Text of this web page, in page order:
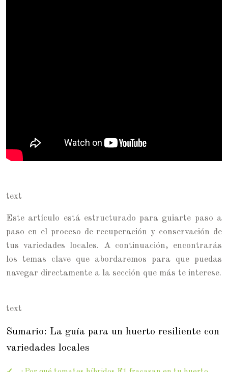
text
Este artículo está estructurado para guiarte paso a
paso en el proceso de recuperación y conservación de
tus variedades locales. A continuación, encontrarás
los temas clave que abordaremos para que puedas
navegar directamente a la sección que más te interese.
text
Sumario: La guía para un huerto resiliente con
variedades locales